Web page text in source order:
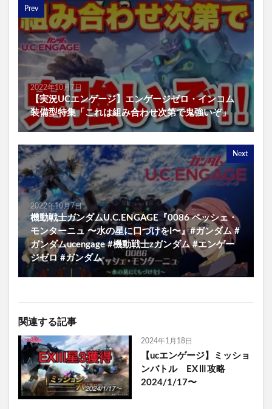
Prev
2022年10月7日
【実況UCエンゲージ】エンゲージゼロ・インコム
装備型特集「これは組み合わせ次第で鬼強いぞ」
Next
2022年10月7日
機動戦士ガンダムU.C.ENGAGE『0086 ペッシェ・
モンターニュ 〜水の星に口づけをI〜』#ガンダム #
ガンダムucengage #機動戦士zガンダム #エンゲー
ジゼロ #ガンダム
関連する記事
2024年1月18日
【ucエンゲージ】ミッショ
ンバトル EXⅢ攻略
2024/1/17〜